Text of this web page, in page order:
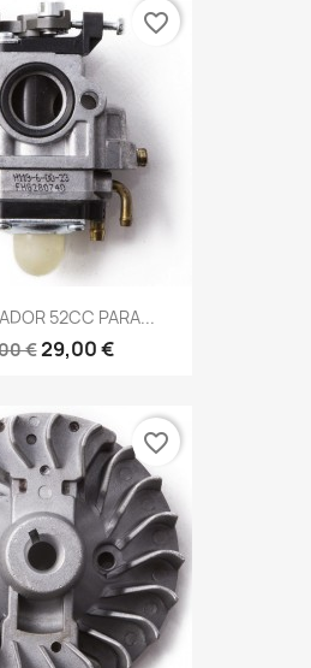
52CC PARA...
€29,00 €
favorite_border
favorite_border